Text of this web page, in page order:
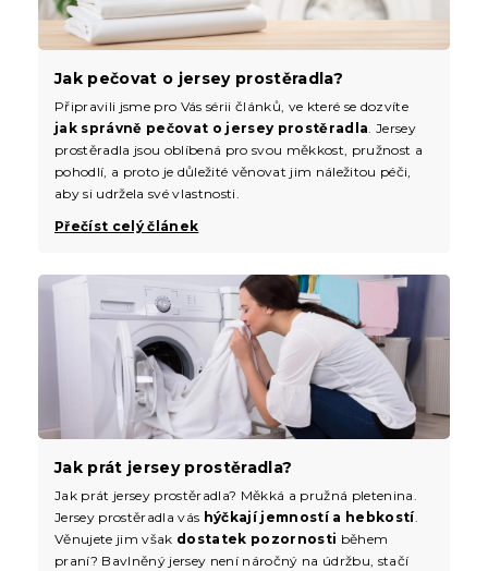
Jak pečovat o jersey prostěradla?
Připravili jsme pro Vás sérii článků, ve které se dozvíte
jak správně pečovat o jersey prostěradla . Jersey
prostěradla jsou oblíbená pro svou měkkost, pružnost a
pohodlí, a proto je důležité věnovat jim náležitou péči,
aby si udržela své vlastnosti.
Přečíst celý článek
Jak prát jersey prostěradla?
Jak prát jersey prostěradla? Měkká a pružná pletenina.
Jersey prostěradla vás hýčkají jemností a hebkostí.
Věnujete jim však dostatek pozornosti během
praní? Bavlněný jersey není náročný na údržbu, stačí